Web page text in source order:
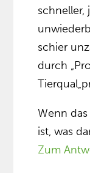
schneller,
schier
durch
Wenn
ist, was
Zum